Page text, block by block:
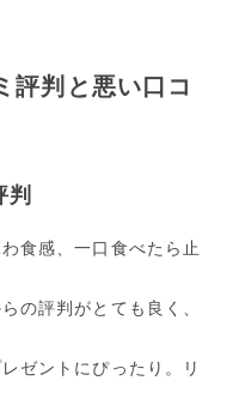
評判と悪い口コ
食感、一口食べたら止
の評判がとても良く、
ゼントにぴったり。リ